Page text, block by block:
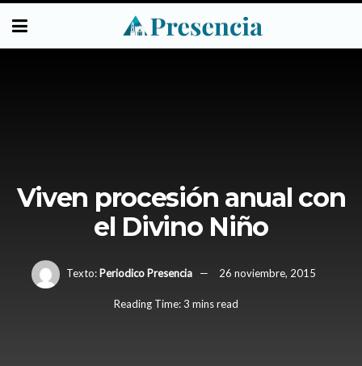
Viven procesión anual con
el Divino Niño
Texto: Periodico Presencia 26 noviembre, 2015
Reading Time: 3 mins read